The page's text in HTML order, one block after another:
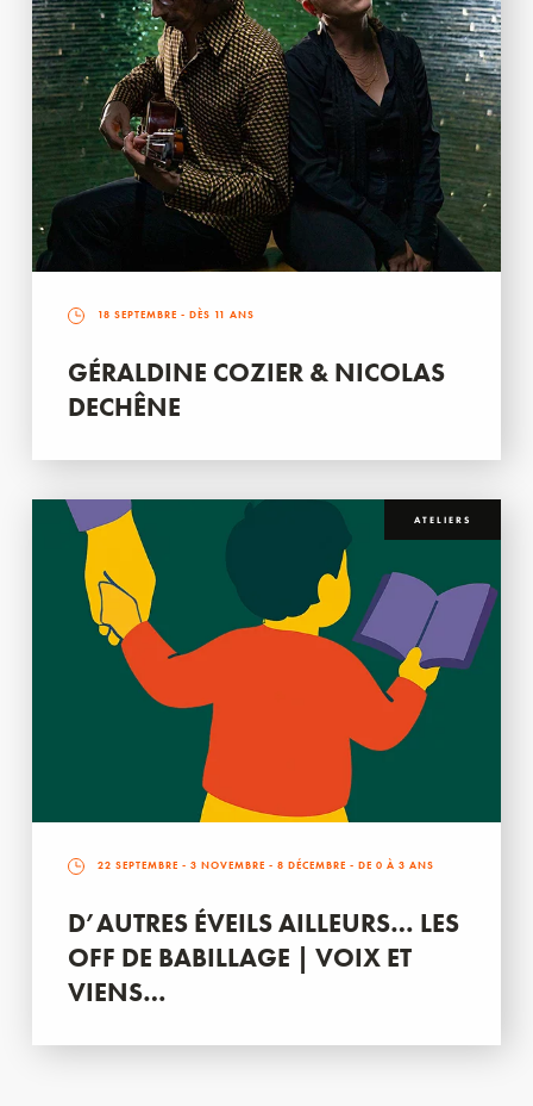
18 SEPTEMBRE - DÈS 11 ANS
GÉRALDINE COZIER & NICOLAS
DECHÊNE
ATELIERS
22 SEPTEMBRE - 3 NOVEMBRE - 8 DÉCEMBRE - DE 0 À 3 ANS
D’AUTRES ÉVEILS AILLEURS… LES
OFF DE BABILLAGE | VOIX ET
VIENS…